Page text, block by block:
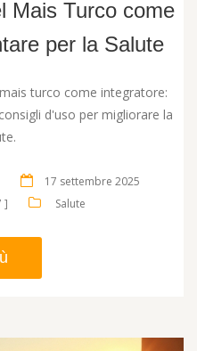
Mais Turco come
per la Salute
turco come integratore:
d'uso per migliorare la
17 settembre 2025
]
Salute